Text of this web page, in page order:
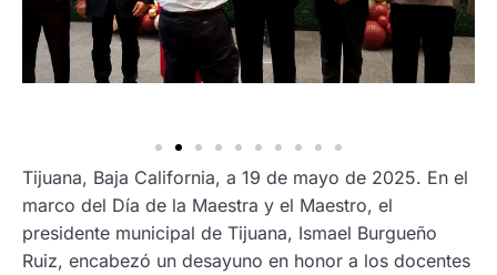
Tijuana, Baja California, a 19 de mayo de 2025. En el
marco del Día de la Maestra y el Maestro, el
presidente municipal de Tijuana, Ismael Burgueño
Ruiz, encabezó un desayuno en honor a los docentes